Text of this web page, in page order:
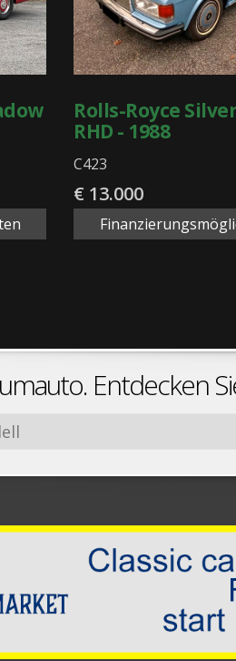
Rolls-Royce
RHD - 1988
C423
€ 13.000
Entdecken